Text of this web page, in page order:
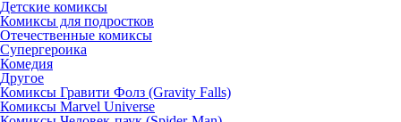
Детские комиксы
Комиксы для подростков
Отечественные комиксы
Супергероика
Комедия
Другое
Комиксы Гравити Фолз (Gravity Falls)
Комиксы Marvel Universe